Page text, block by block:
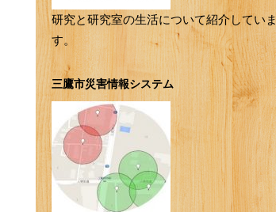
研究と研究室の生活について紹介していま
す。
三鷹市災害情報システム